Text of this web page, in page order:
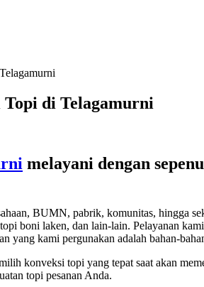
Topi di Telagamurni
melayani dengan
BUMN, pabrik, komunitas, hingga
boni laken, dan lain-lain. Pelayanan
yang kami pergunakan adalah bahan-
konveksi topi yang tepat saat akan
topi pesanan Anda.